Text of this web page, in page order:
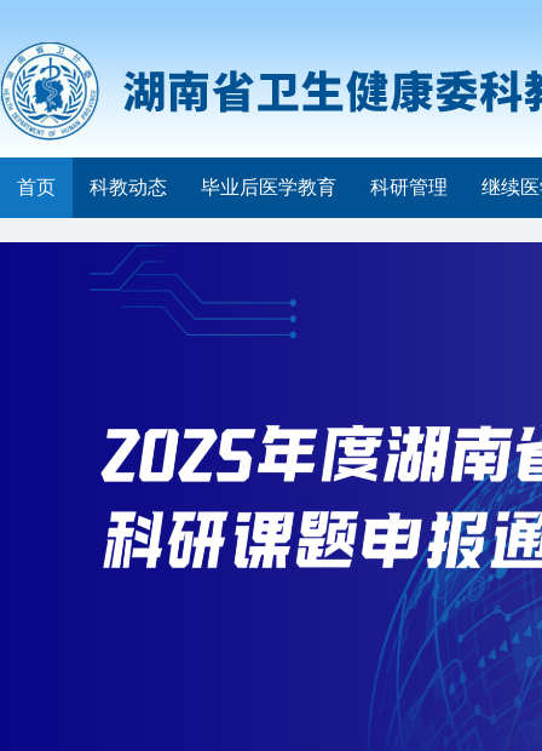
首页 科教动态 毕业后医学教育 科研管理 继续